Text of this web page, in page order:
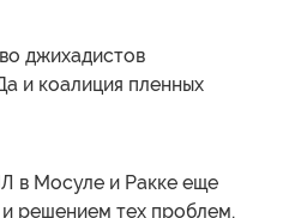
джихадистов
и коалиция пленных
в Мосуле и Ракке еще
решением тех проблем,